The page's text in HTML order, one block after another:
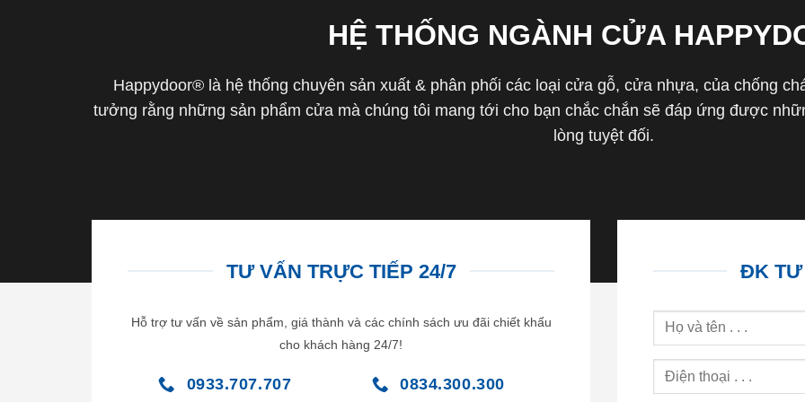
HỆ THỐNG NGÀNH CỬA
Happydoor® là hệ thống chuyên sản xuất & phân phối các loại cửa gỗ, cửa nhựa, của chống
tưởng rằng những sản phẩm cửa mà chúng tôi mang tới cho bạn chắc chắn sẽ đáp ứng được
lòng tuyệt đối.
TƯ VẤN TRỰC TIẾP 24/7
Hỗ trợ tư vấn về sản phẩm, giá thành và các chính sách ưu đãi chiết khấu
cho khách hàng 24/7!
0933.707.707 0834.300.300
ĐK TƯ